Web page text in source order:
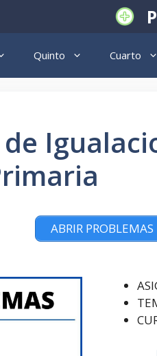
Quinto Cuarto
ABRIR PROBLEMAS